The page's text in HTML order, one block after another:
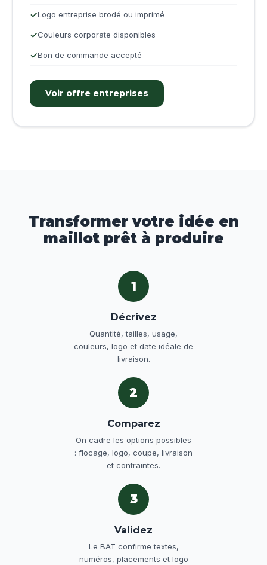
Logo entreprise brodé ou imprimé
Couleurs corporate disponibles
Bon de commande accepté
Voir offre entreprises
Transformer votre idée en
maillot prêt à produire
1
Décrivez
Quantité, tailles, usage,
couleurs, logo et date idéale de
livraison.
2
Comparez
On cadre les options possibles
: flocage, logo, coupe, livraison
et contraintes.
3
Validez
Le BAT confirme textes,
numéros, placements et logo